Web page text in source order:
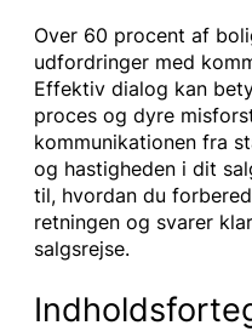
Over 60 procent af
udfordringer med
Effektiv dialog kan
proces og dyre
kommunikationen fra
og hastigheden i dit
til, hvordan du
retningen og svarer
salgsrejse.